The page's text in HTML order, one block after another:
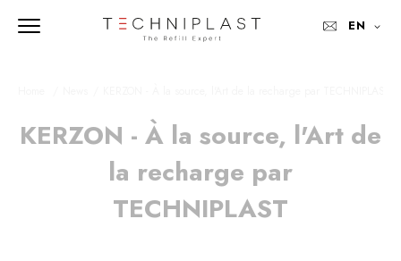
EN
KERZON - À la source, l'Art de
la recharge par
TECHNIPLAST